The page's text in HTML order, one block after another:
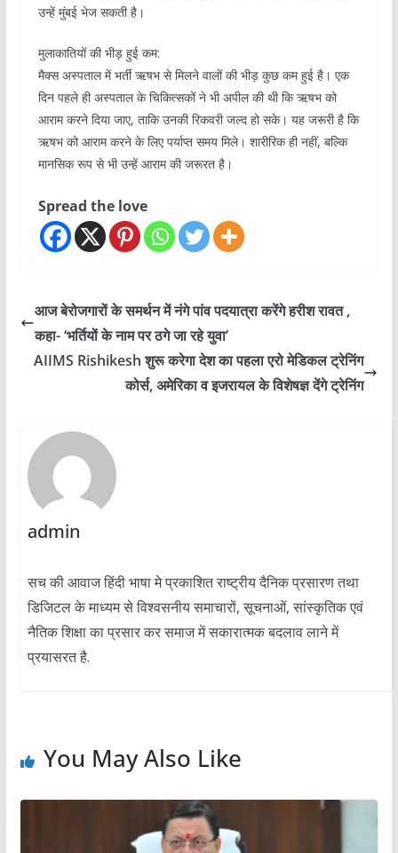
उन्हें मुंबई भेज सकती है।
मुलाकातियों की भीड़ हुई कम:
मैक्स अस्पताल में भर्ती ऋषभ से मिलने वालों की भीड़ कुछ कम हुई है। एक
दिन पहले ही अस्पताल के चिकित्सकों ने भी अपील की थी कि ऋषभ को
आराम करने दिया जाए, ताकि उनकी रिकवरी जल्द हो सके। यह जरूरी है कि
ऋषभ को आराम करने के लिए पर्याप्त समय मिले। शारीरिक ही नहीं, बल्कि
मानसिक रूप से भी उन्हें आराम की जरूरत है।
Spread the love
आज बेरोजगारों के समर्थन में नंगे पांव पदयात्रा करेंगे हरीश रावत ,
कहा- ‘भर्तियों के नाम पर ठगे जा रहे युवा’
AIIMS Rishikesh शुरू करेगा देश का पहला एरो मेडिकल ट्रेनिंग
कोर्स, अमेरिका व इजरायल के विशेषज्ञ देंगे ट्रेनिंग
admin
सच की आवाज हिंदी भाषा मे प्रकाशित राष्ट्रीय दैनिक प्रसारण तथा
डिजिटल के माध्यम से विश्वसनीय समाचारों, सूचनाओं, सांस्कृतिक एवं
नैतिक शिक्षा का प्रसार कर समाज में सकारात्मक बदलाव लाने में
प्रयासरत है.
You May Also Like